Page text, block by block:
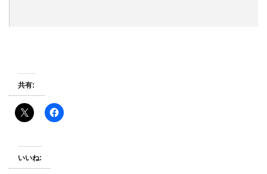
共有:
いいね: